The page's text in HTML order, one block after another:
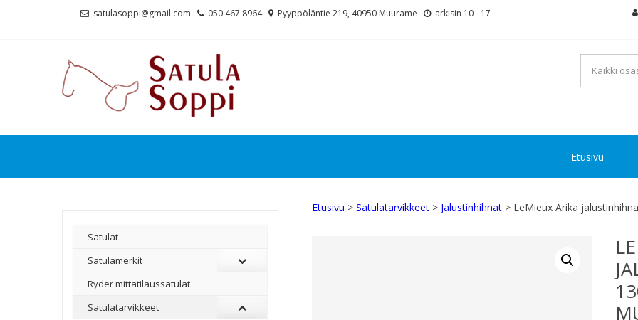
satulasoppi@gmail.com 050 467 8964 Pyyppöläntie 219, 40950 Muurame arkisin 10 - 17
Etusivu
Etusivu > Satulatarvikkeet > Jalustinhihnat > LeMieux Arika
Satulat
Satulamerkit
Ryder mittatilaussatulat
Satulatarvikkeet
–